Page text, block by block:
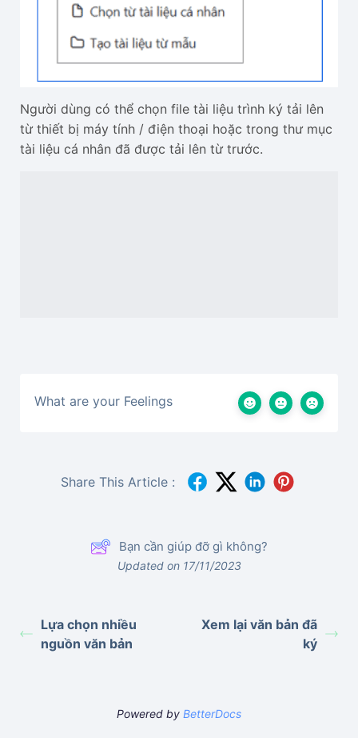
Người dùng có thể chọn file tài liệu trình ký tải lên
từ thiết bị máy tính / điện thoại hoặc trong thư mục
tài liệu cá nhân đã được tải lên từ trước.
What are your Feelings
Share This Article :
Bạn cần giúp đỡ gì không?
Updated on 17/11/2023
Lựa chọn nhiều
nguồn văn bản
Xem lại văn bản đã
ký
Powered by BetterDocs